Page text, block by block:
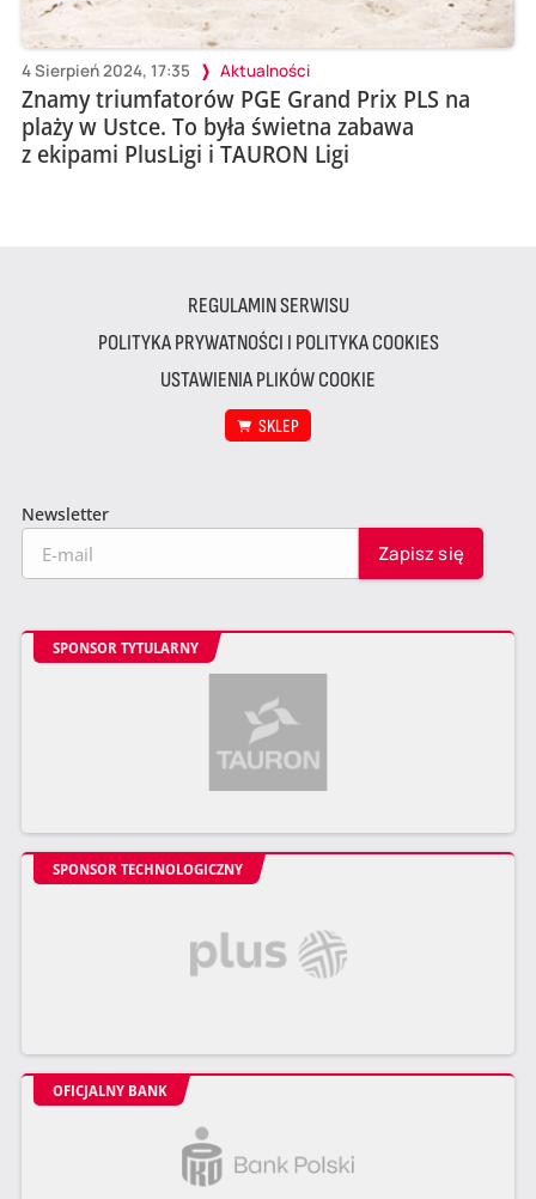
4 Sierpień 2024, 17:35 Aktualności
Znamy triumfatorów PGE Grand Prix PLS na
plaży w Ustce. To była świetna zabawa
z ekipami PlusLigi i TAURON Ligi
REGULAMIN SERWISU
POLITYKA PRYWATNOŚCI I POLITYKA COOKIES
USTAWIENIA PLIKÓW COOKIE
SKLEP
Newsletter
SPONSOR TYTULARNY
SPONSOR TECHNOLOGICZNY
OFICJALNY BANK